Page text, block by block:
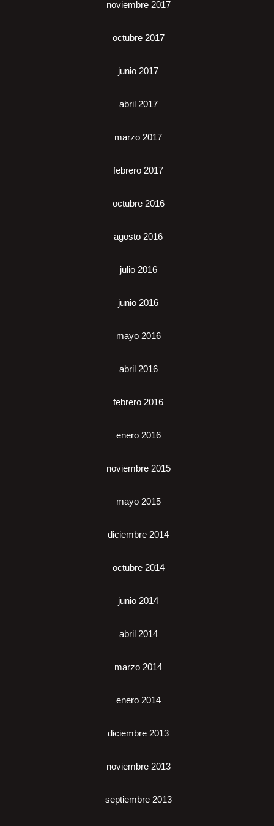
noviembre 2017
octubre 2017
junio 2017
abril 2017
marzo 2017
febrero 2017
octubre 2016
agosto 2016
julio 2016
junio 2016
mayo 2016
abril 2016
febrero 2016
enero 2016
noviembre 2015
mayo 2015
diciembre 2014
octubre 2014
junio 2014
abril 2014
marzo 2014
enero 2014
diciembre 2013
noviembre 2013
septiembre 2013